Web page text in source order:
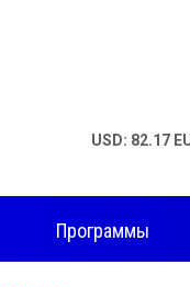
USD: 82.17
Программы